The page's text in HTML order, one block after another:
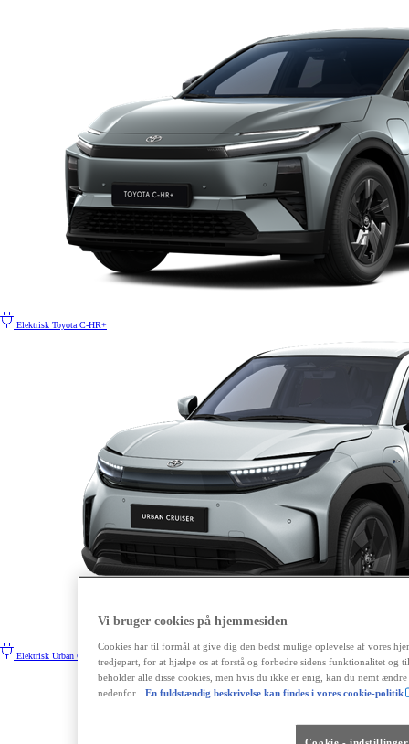
Elektrisk Toyota C-HR+
Elektrisk Urban Cruiser
Vi bruger cookies på hjemmesiden
Cookies har til formål at give dig den bedst mulige oplevelse af vores
tredjepart, for at hjælpe os at forstå og forbedre sidens funktionalitet og
beholder alle disse cookies, men hvis du ikke er enig, kan du nemt
nedenfor.
En fuldstændig beskrivelse kan findes i vores cookie-politik
Cookie - indstillinger